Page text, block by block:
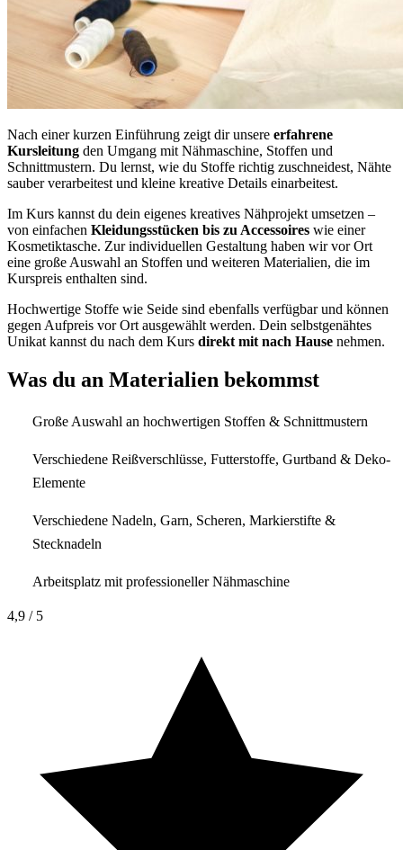
Nach einer kurzen Einführung zeigt dir unsere erfahrene
Kursleitung den Umgang mit Nähmaschine, Stoffen und
Schnittmustern. Du lernst, wie du Stoffe richtig zuschneidest, Nähte
sauber verarbeitest und kleine kreative Details einarbeitest.
Im Kurs kannst du dein eigenes kreatives Nähprojekt umsetzen –
von einfachen Kleidungsstücken bis zu Accessoires wie einer
Kosmetiktasche. Zur individuellen Gestaltung haben wir vor Ort
eine große Auswahl an Stoffen und weiteren Materialien, die im
Kurspreis enthalten sind.
Hochwertige Stoffe wie Seide sind ebenfalls verfügbar und können
gegen Aufpreis vor Ort ausgewählt werden. Dein selbstgenähtes
Unikat kannst du nach dem Kurs direkt mit nach Hause nehmen.
Was du an Materialien bekommst
Große Auswahl an hochwertigen Stoffen & Schnittmustern
Verschiedene Reißverschlüsse, Futterstoffe, Gurtband & Deko-
Elemente
Verschiedene Nadeln, Garn, Scheren, Markierstifte &
Stecknadeln
Arbeitsplatz mit professioneller Nähmaschine
4,9 / 5